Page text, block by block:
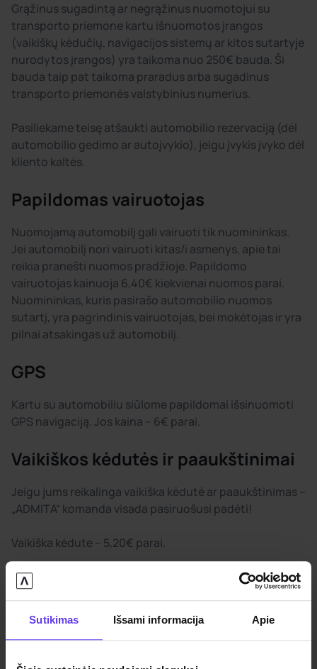
Sutikimas Išsami informacija Apie
Grąžinus sugadintą ar negrąžinus nuomotojui su
transporto priemone kartu išnuomotos įrangos
(vaikiškų kėdučių, navigacijos sistemų ar kitos sutartyje
nurodytos įrangos) yra taikoma nuo 250€ bauda. Ši
bauda taip pat taikoma praradus arba sugadinus
transporto priemonės valstybinius numerius.
Pasiliekame teisę atšaukti automobilio rezervaciją (dėl
automobilio gedimo ar autoįvykio), jeigu įvykis įvyko dėl
kliento kaltės.
Papildomas vairuotojas
Nuomojamą automobilį gali vairuoti tik nuomininkas.
Jei automobilį nori vairuoti kitas/i asmenys, apie tai
reikia pranešti nuomos pradžioje. Papildomo
vairuotojas kainuoja 6,40€ kiekvienai nuomos parai.
Nuomininkas, kuris pasirašo automobilio nuomos
sutartį, yra pagrindinis vairuotojas, bei mokėtojas ir yra
pilnai atsakingas už automobilį.
GPS
Kartu su automobiliu siūlome papildomai išsinuomoti
GPS navigaciją. Jos kaina – 6€ parai.
Vaikiškos kėdutės ir paaukštinimai
Jeigu jums reikalinga vaikiška kėdutė ar paaukštinimas –
„ADMITA“ komanda visada pasiruošusi padėti!
Vaikiška kėdute – 5,20€ parai.
Paaukštinimas – 3€ parai.
pritvirtinimas yra kliento atsakomybė. Personalas
nėra apmokytas įrengti šių įrenginių.